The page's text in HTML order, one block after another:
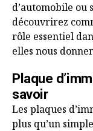
d’automobile ou
découvrirez
rôle essentiel
elles nous
Plaque
savoir
Les plaques
plus qu’un